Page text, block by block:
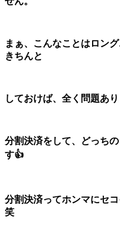
まぁ、こんなことはロン
きちんと
しておけば、全く問題あり
分割決済をして、どっち
す👍
分割決済ってホンマにセ
笑